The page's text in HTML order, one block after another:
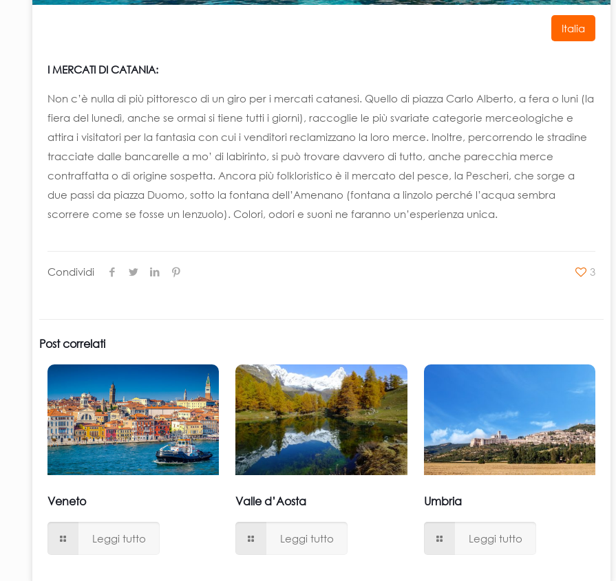
Italia
I MERCATI DI CATANIA:
Non c’è nulla di più pittoresco di un giro per i mercati catanesi. Quello di piazza Carlo Alberto, a fera o luni (la
fiera del lunedì, anche se ormai si tiene tutti i giorni), raccoglie le più svariate categorie merceologiche e
attira i visitatori per la fantasia con cui i venditori reclamizzano la loro merce. Inoltre, percorrendo le stradine
tracciate dalle bancarelle a mo’ di labirinto, si può trovare davvero di tutto, anche parecchia merce
contraffatta o di origine sospetta. Ancora più folkloristico è il mercato del pesce, la Pescheri, che sorge a
due passi da piazza Duomo, sotto la fontana dell’Amenano (fontana a linzolo perché l’acqua sembra
scorrere come se fosse un lenzuolo). Colori, odori e suoni ne faranno un’esperienza unica.
Condividi 3
Post correlati
Veneto
Leggi tutto
Valle d’Aosta
Leggi tutto
Umbria
Leggi tutto